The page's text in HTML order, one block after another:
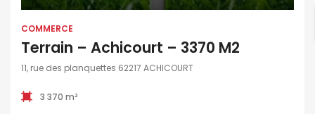
COMMERCE
Terrain – Achicourt – 3370 M2
11, rue des planquettes 62217 ACHICOURT
3 370 m²